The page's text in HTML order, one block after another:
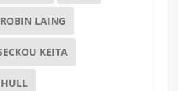
ROBIN LAING
KEITA